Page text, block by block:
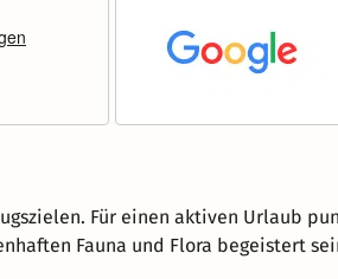
Für einen aktiven Urlaub
Fauna und Flora begeistert